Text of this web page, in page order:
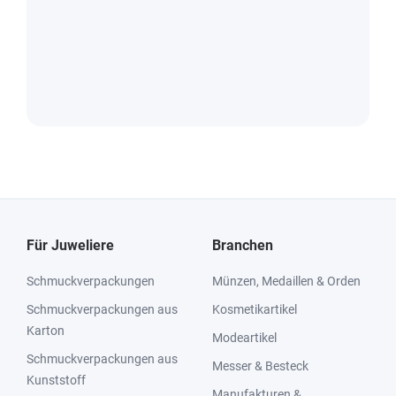
Für Juweliere
Schmuckverpackungen
Schmuckverpackungen aus
Karton
Schmuckverpackungen aus
Kunststoff
Branchen
Münzen, Medaillen & Orden
Kosmetikartikel
Modeartikel
Messer & Besteck